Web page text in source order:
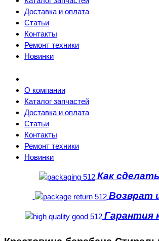
Доставка и оплата
Статьи
Контакты
Ремонт техники
Новинки
О компании
Каталог запчастей
Доставка и оплата
Статьи
Контакты
Ремонт техники
Новинки
Как
Возврат
Гарантия